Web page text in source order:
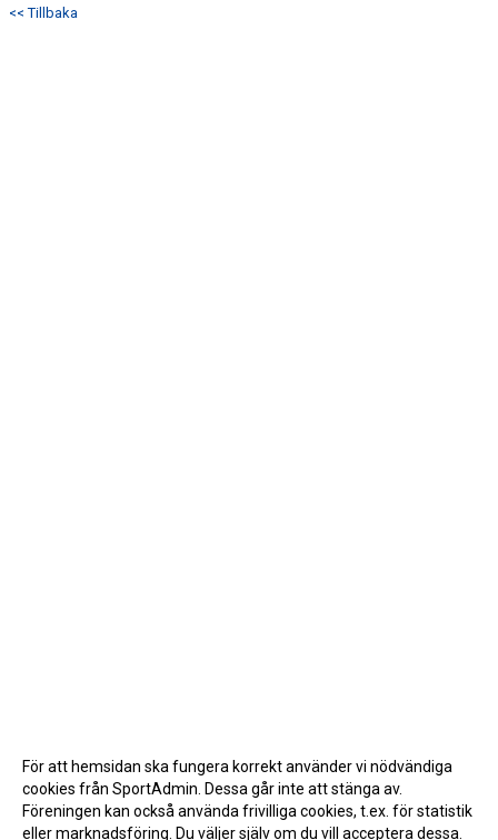
<< Tillbaka
För att hemsidan ska fungera korrekt använder vi nödvändiga
cookies från SportAdmin. Dessa går inte att stänga av.
Föreningen kan också använda frivilliga cookies, t.ex. för statistik
eller marknadsföring. Du väljer själv om du vill acceptera dessa.